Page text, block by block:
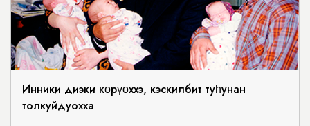
Инники диэки көрүөххэ, кэскилбит туһунан
толкуйдуохха